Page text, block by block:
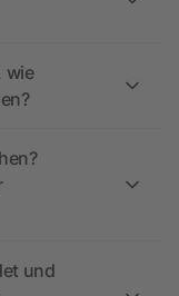
wie
und